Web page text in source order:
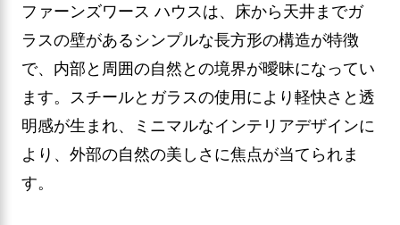
ファーンズワース ハウスは、床から天井までガ
ラスの壁があるシンプルな長方形の構造が特徴
で、内部と周囲の自然との境界が曖昧になってい
ます。スチールとガラスの使用により軽快さと透
明感が生まれ、ミニマルなインテリアデザインに
より、外部の自然の美しさに焦点が当てられま
す。